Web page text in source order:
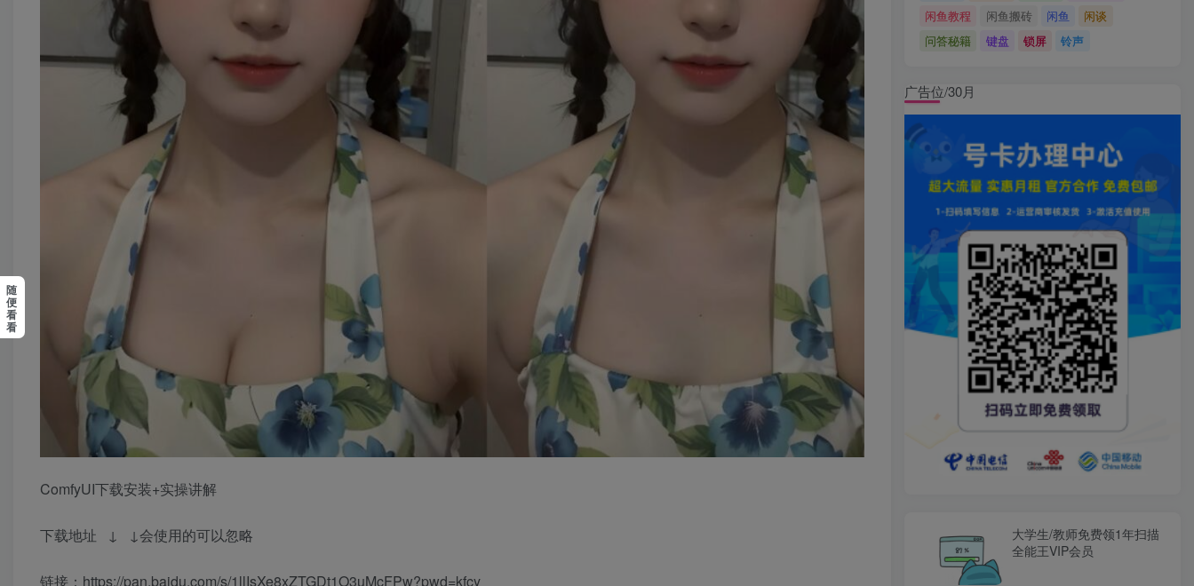
ComfyUI下载安装+实操讲解
下载地址 ↓ ↓会使用的可以忽略
链接：https://pan.baidu.com/s/1llIsXe8xZTGDt1O3uMcFPw?pwd=kfcy
闲鱼教程
闲鱼搬砖 闲鱼
闲谈
问答秘籍
键盘 锁屏 铃声
广告位/30月
大学生/教师免费领1年扫描
全能王VIP会员
随
便
看
看